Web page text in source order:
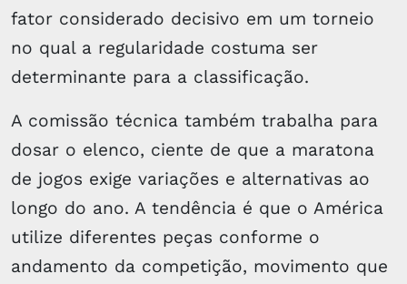
fator considerado decisivo em um torneio
no qual a regularidade costuma ser
determinante para a classificação.
A comissão técnica também trabalha para
dosar o elenco, ciente de que a maratona
de jogos exige variações e alternativas ao
longo do ano. A tendência é que o América
utilize diferentes peças conforme o
andamento da competição, movimento que